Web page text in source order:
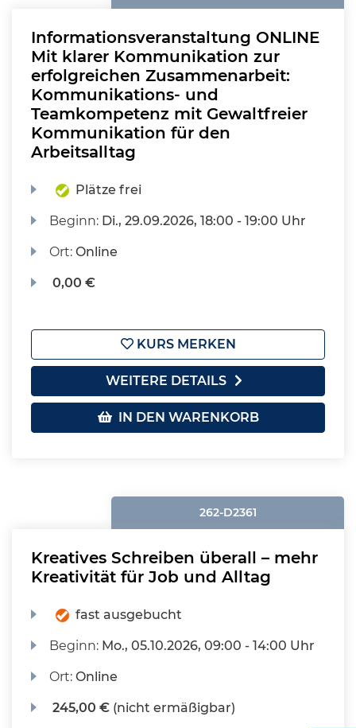
Informationsveranstaltung ONLINE
Mit klarer Kommunikation zur
erfolgreichen Zusammenarbeit:
Kommunikations- und
Teamkompetenz mit Gewaltfreier
Kommunikation für den
Arbeitsalltag
Plätze frei
Beginn: Di., 29.09.2026, 18:00 - 19:00 Uhr
Ort:Online
0,00 €
KURS MERKEN
WEITERE DETAILS
IN DEN WARENKORB
262-D2361
Kreatives Schreiben überall – mehr
Kreativität für Job und Alltag
fast ausgebucht
Beginn: Mo., 05.10.2026, 09:00 - 14:00 Uhr
Ort:Online
245,00 € (nicht ermäßigbar)